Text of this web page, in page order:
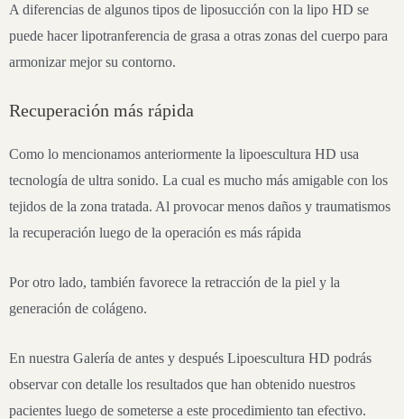
A diferencias de algunos tipos de liposucción con la lipo HD se
puede hacer lipotranferencia de grasa a otras zonas del cuerpo para
armonizar mejor su contorno.
Recuperación más rápida
Como lo mencionamos anteriormente la lipoescultura HD usa
tecnología de ultra sonido. La cual es mucho más amigable con los
tejidos de la zona tratada. Al provocar menos daños y traumatismos
la recuperación luego de la operación es más rápida
Por otro lado, también favorece la retracción de la piel y la
generación de colágeno.
En nuestra Galería de antes y después Lipoescultura HD podrás
observar con detalle los resultados que han obtenido nuestros
pacientes luego de someterse a este procedimiento tan efectivo.